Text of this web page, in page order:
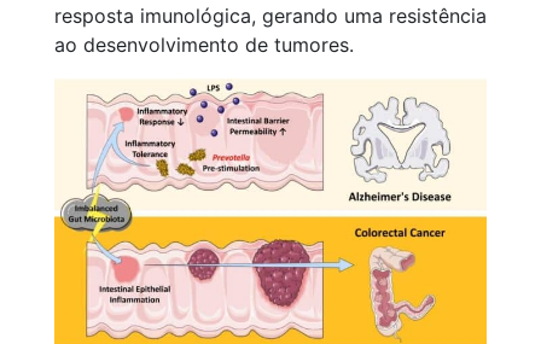
resposta imunológica, gerando uma resistência
ao desenvolvimento de tumores.